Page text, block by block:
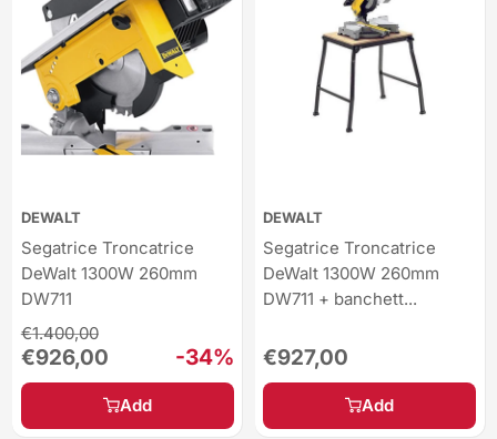
DEWALT
Segatrice Troncatrice
DeWalt 1300W 260mm
DW711
Sale
price
€926,00
Regular
price
€1.400,00
-34%
Add
DEWALT
Segatrice Troncatrice
DeWalt 1300W 260mm
DW711 + banchett...
Sale
price
€927,00
Add